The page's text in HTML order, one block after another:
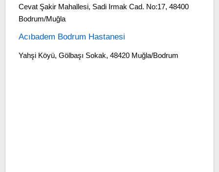
Cevat Şakir Mahallesi, Sadi Irmak Cad. No:17, 48400
Bodrum/Muğla
Acıbadem Bodrum Hastanesi
Yahşi Köyü, Gölbaşı Sokak, 48420 Muğla/Bodrum